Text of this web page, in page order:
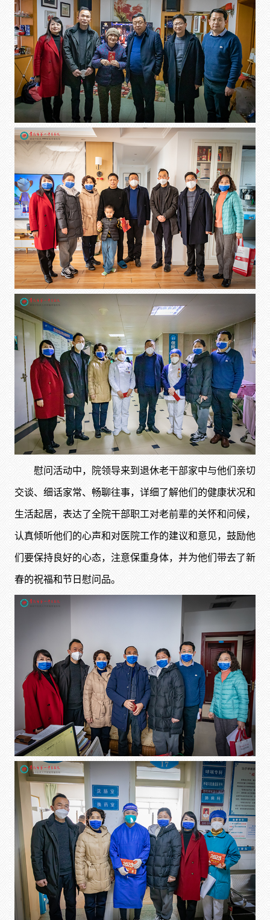
慰问活动中，院领导来到退休老干部家中与他们亲切
交谈、细话家常、畅聊往事，详细了解他们的健康状况和
生活起居，表达了全院干部职工对老前辈的关怀和问候，
认真倾听他们的心声和对医院工作的建议和意见，鼓励他
们要保持良好的心态，注意保重身体，并为他们带去了新
春的祝福和节日慰问品。